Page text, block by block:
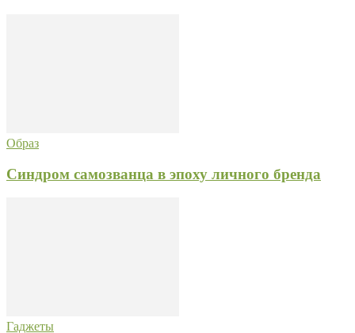
Образ
Синдром самозванца в эпоху личного бренда
Гаджеты